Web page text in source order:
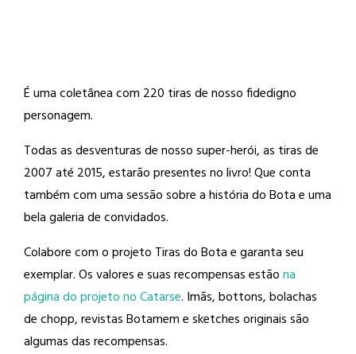
É uma coletânea com 220 tiras de nosso fidedigno
personagem.
Todas as desventuras de nosso super-herói, as tiras de
2007 até 2015, estarão presentes no livro! Que conta
também com uma sessão sobre a história do Bota e uma
bela galeria de convidados.
Colabore com o projeto Tiras do Bota e garanta seu
exemplar. Os valores e suas recompensas estãona
página do projeto no Catarse. Imãs, bottons, bolachas
de chopp, revistas Botamem e sketches originais são
algumas das recompensas.